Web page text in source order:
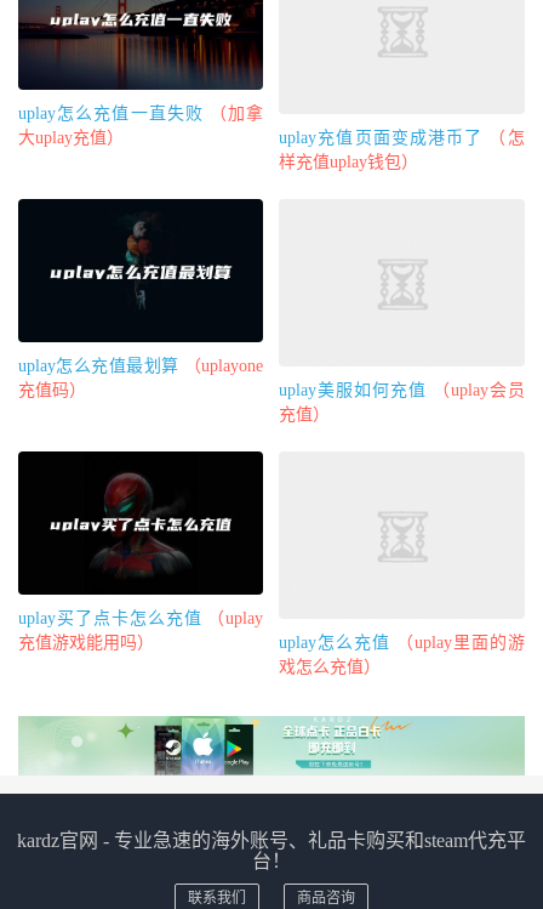
uplay怎么充值一直失败
（加拿
大uplay充值）
uplay充值页面变成港币了
（怎
样充值uplay钱包）
uplay怎么充值最划算
（uplayone
充值码）
uplay美服如何充值
（uplay会员
充值）
uplay买了点卡怎么充值
（uplay
充值游戏能用吗）
uplay怎么充值
（uplay里面的游
戏怎么充值）
kardz官网 - 专业急速的海外账号、礼品卡购买和steam代充平
台！
联系我们 商品咨询